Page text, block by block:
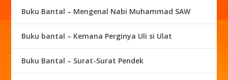
Buku Bantal – Mengenal Nabi Muhammad SAW
Buku bantal – Kemana Perginya Uli si Ulat
Buku Bantal – Surat-Surat Pendek